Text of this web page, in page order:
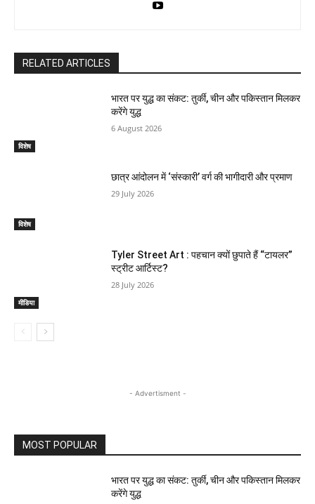
RELATED ARTICLES
विशेष
भारत पर युद्ध का संकट: तुर्की, चीन और पकिस्तान मिलकर
करेंगे युद्ध
6 August 2026
विशेष
छात्र आंदोलन में ‘संस्कारी’ वर्ग की भागीदारी और प्रमाण
29 July 2026
मीडिया
Tyler Street Art : पहचान क्यों छुपाते हैं “टायलर”
स्ट्रीट आर्टिस्ट?
28 July 2026
- Advertisment -
MOST POPULAR
भारत पर युद्ध का संकट: तुर्की, चीन और पकिस्तान मिलकर
करेंगे युद्ध